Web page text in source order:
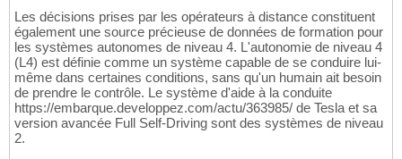
Les décisions prises par les opérateurs à distance constituent
également une source précieuse de données de formation pour
les systèmes autonomes de niveau 4. L'autonomie de niveau 4
(L4) est définie comme un système capable de se conduire lui-
même dans certaines conditions, sans qu'un humain ait besoin
de prendre le contrôle. Le système d'aide à la conduite
https://embarque.developpez.com/actu/363985/ de Tesla et sa
version avancée Full Self-Driving sont des systèmes de niveau
2.